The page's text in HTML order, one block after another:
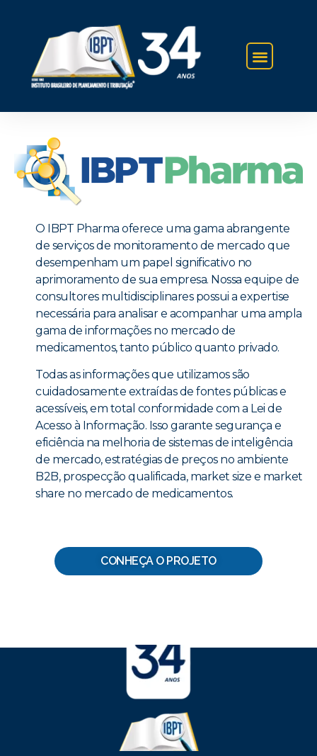
O IBPT Pharma oferece uma gama abrangente
de serviços de monitoramento de mercado que
desempenham um papel significativo no
aprimoramento de sua empresa. Nossa equipe de
consultores multidisciplinares possui a expertise
necessária para analisar e acompanhar uma ampla
gama de informações no mercado de
medicamentos, tanto público quanto privado.
Todas as informações que utilizamos são
cuidadosamente extraídas de fontes públicas e
acessíveis, em total conformidade com a Lei de
Acesso à Informação. Isso garante segurança e
eficiência na melhoria de sistemas de inteligência
de mercado, estratégias de preços no ambiente
B2B, prospecção qualificada, market size e market
share no mercado de medicamentos.
CONHEÇA O PROJETO